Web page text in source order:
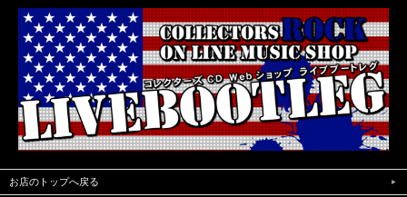
お店のトップへ戻る